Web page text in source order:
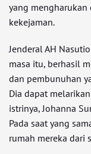
yang
kekejaman.
Jenderal AH
masa itu, berhasil
dan pembunuhan
Dia dapat
istrinya, Johanna
Pada saat yang
rumah mereka dari